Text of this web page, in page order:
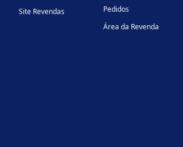
Site Revendas
Pedidos
Área da Revenda